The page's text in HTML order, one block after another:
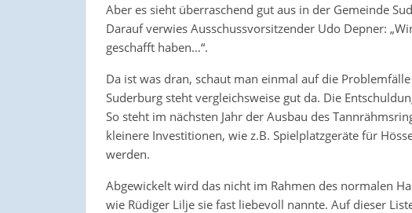
Aber es sieht überraschend gut aus in der Gemeinde
Darauf verwies Ausschussvorsitzender Udo Depner:
geschafft haben…“.
Da ist was dran, schaut man einmal auf die
Suderburg steht vergleichsweise gut da. Die
So steht im nächsten Jahr der Ausbau des
kleinere Investitionen, wie z.B. Spielplatzgeräte für
werden.
Abgewickelt wird das nicht im Rahmen des normalen
wie Rüdiger Lilje sie fast liebevoll nannte. Auf dieser